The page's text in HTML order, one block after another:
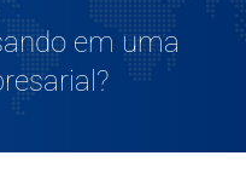
em uma